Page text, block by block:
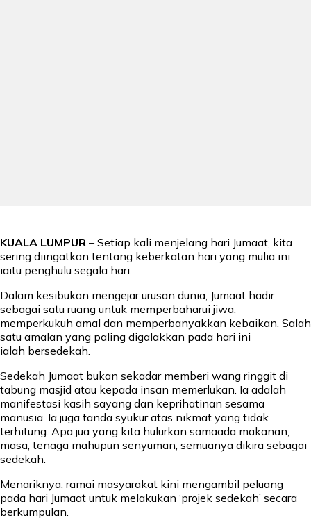
KUALA LUMPUR – Setiap kali menjelang hari Jumaat, kita
sering diingatkan tentang keberkatan hari yang mulia ini
iaitu penghulu segala hari.
Dalam kesibukan mengejar urusan dunia, Jumaat hadir
sebagai satu ruang untuk memperbaharui jiwa,
memperkukuh amal dan memperbanyakkan kebaikan. Salah
satu amalan yang paling digalakkan pada hari ini
ialah bersedekah.
Sedekah Jumaat bukan sekadar memberi wang ringgit di
tabung masjid atau kepada insan memerlukan. Ia adalah
manifestasi kasih sayang dan keprihatinan sesama
manusia. Ia juga tanda syukur atas nikmat yang tidak
terhitung. Apa jua yang kita hulurkan samaada makanan,
masa, tenaga mahupun senyuman, semuanya dikira sebagai
sedekah.
Menariknya, ramai masyarakat kini mengambil peluang
pada hari Jumaat untuk melakukan ‘projek sedekah’ secara
berkumpulan.